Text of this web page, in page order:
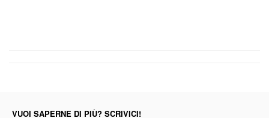
VUOI SAPERNE DI PIÙ? SCRIVICI!